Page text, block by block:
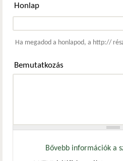
Honlap
Ha megadod a honlapod, a http://
Bemutatkozás
Bővebb információk a